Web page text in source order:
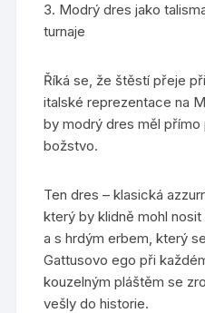
3. Modrý dres jako
turnaje
Říká se, že štěstí přeje
italské reprezentace na
by modrý dres měl
božstvo.
Ten dres – klasická
který by klidně mohl
a s hrdým erbem, který
Gattusovo ego při
kouzelným pláštěm se
vešly do historie.